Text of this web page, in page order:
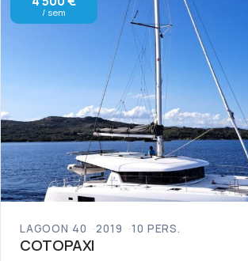
/ sem
LAGOON 40 2019 10 PERS.
COTOPAXI